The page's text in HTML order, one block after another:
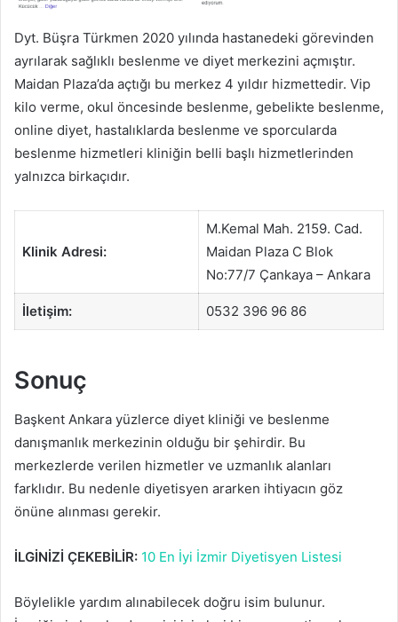
Dyt. Büşra Türkmen 2020 yılında hastanedeki görevinden
ayrılarak sağlıklı beslenme ve diyet merkezini açmıştır.
Maidan Plaza’da açtığı bu merkez 4 yıldır hizmettedir. Vip
kilo verme, okul öncesinde beslenme, gebelikte beslenme,
online diyet, hastalıklarda beslenme ve sporcularda
beslenme hizmetleri kliniğin belli başlı hizmetlerinden
yalnızca birkaçıdır.
Klinik Adresi:
M.Kemal Mah. 2159. Cad.
Maidan Plaza C Blok
No:77/7 Çankaya – Ankara
İletişim: 0532 396 96 86
Sonuç
Başkent Ankara yüzlerce diyet kliniği ve beslenme
danışmanlık merkezinin olduğu bir şehirdir. Bu
merkezlerde verilen hizmetler ve uzmanlık alanları
farklıdır. Bu nedenle diyetisyen ararken ihtiyacın göz
önüne alınması gerekir.
İLGİNİZİ ÇEKEBİLİR: 10 En İyi İzmir Diyetisyen Listesi
Böylelikle yardım alınabilecek doğru isim bulunur.